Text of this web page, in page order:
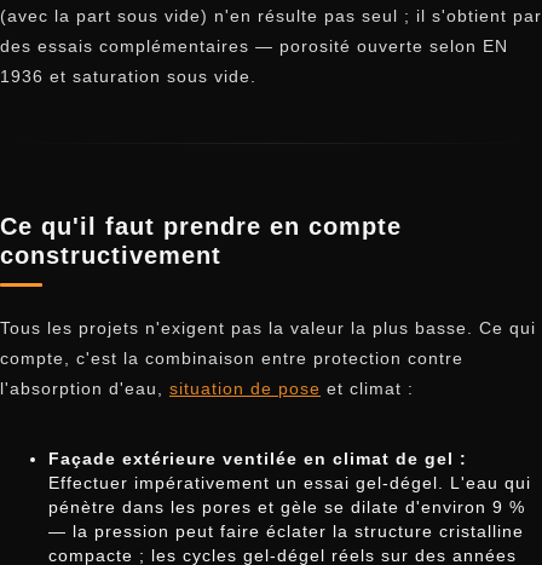
(avec la part sous vide) n'en résulte pas seul ; il s'obtient par
des essais complémentaires — porosité ouverte selon EN
1936 et saturation sous vide.
Ce qu'il faut prendre en compte
constructivement
Tous les projets n'exigent pas la valeur la plus basse. Ce qui
compte, c'est la combinaison entre protection contre
l'absorption d'eau, situation de pose et climat :
Façade extérieure ventilée en climat de gel :
Effectuer impérativement un essai gel-dégel. L'eau qui
pénètre dans les pores et gèle se dilate d'environ 9 %
— la pression peut faire éclater la structure cristalline
compacte ; les cycles gel-dégel réels sur des années